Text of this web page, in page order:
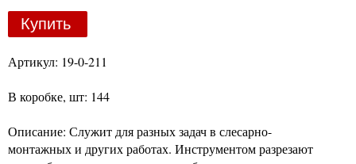
Купить
Артикул: 19-0-211
В коробке, шт: 144
Описание: Служит для разных задач в слесарно-
монтажных и других работах. Инструментом разрезают